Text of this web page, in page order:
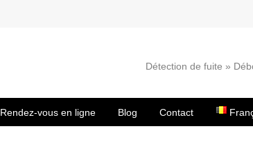
Détection de fuite »
Rendez-vous en ligne Blog Contact